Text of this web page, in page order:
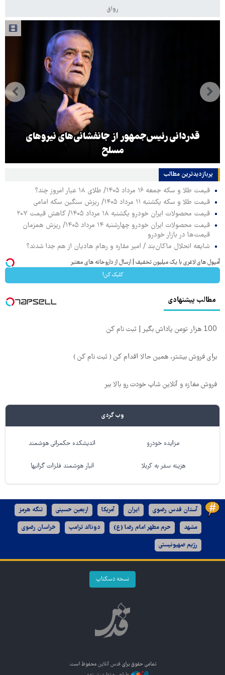
رواق
قدردانی رئیس‌جمهور از جانفشانی‌های نیروهای
مسلح
پربازدیدترین‌ مطالب
قیمت طلا و سکه جمعه ۱۶ مرداد ۱۴۰۵/ طلای ۱۸ عیار امروز چند؟
قیمت طلا و سکه یکشنبه ۱۱ مرداد ۱۴۰۵/ ریزش سنگین سکه امامی
قیمت محصولات ایران خودرو یکشنبه ۱۸ مرداد ۱۴۰۵/ کاهش قیمت ۲۰۷
قیمت محصولات ایران خودرو چهارشنبه ۱۴ مرداد ۱۴۰۵/ ریزش همزمان
قیمت‌ها در بازار خودرو
شایعه انحلال ماکان‌بند / امیر مقاره و رهام هادیان از هم جدا شدند؟
آمپول های لاغری با یک میلیون تخفیف | ارسال از داروخانه های معتبر
کلیک کن!
مطالب پیشنهادی
100 هزار تومن پاداش بگیر | ثبت نام کن
برای فروش بیشتر، همین حالا اقدام کن ( ثبت نام کن )
فروش مغازه و آنلاین شاپ خودت رو بالا ببر
وب گردی
مزایده خودرو اندیشکده حکمرانی هوشمند
هزینه سفر به کربلا انبار هوشمند فلزات گرانبها
آستان قدس رضوی ایران آمریکا اربعین حسینی تنگه هرمز
مشهد حرم مطهر امام رضا (ع) دونالد ترامپ خراسان رضوی
رژیم صهیونیستی
نسخه دسکتاپ
تمامی حقوق برای قدس آنلاین محفوظ است.